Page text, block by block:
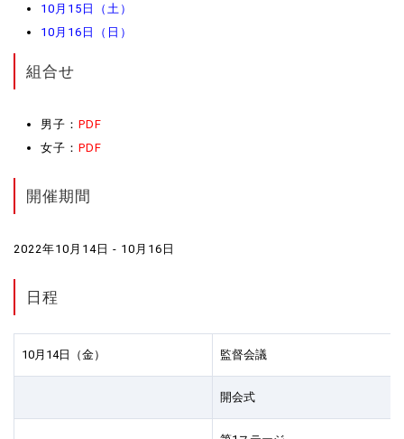
10月15日（土）
10月16日（日）
組合せ
男子： PDF
女子： PDF
開催期間
2022年10月14日 - 10月16日
日程
10月14日（金） 監督会議
開会式